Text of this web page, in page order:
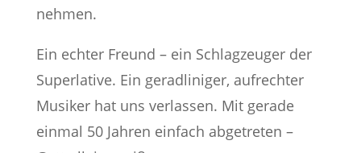
nehmen.
Ein echter Freund – ein Schlagzeuger der
Superlative. Ein geradliniger, aufrechter
Musiker hat uns verlassen. Mit gerade
einmal 50 Jahren einfach abgetreten –